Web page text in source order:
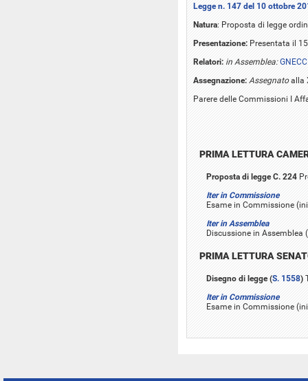
Legge n. 147 del 10 ottobre
Natura: Proposta di legge
Presentazione: Presentata il
Relatori: in Assemblea:
Assegnazione: Assegnatoalla
Parere delle Commissioni I
PRIMA LETTURA
Proposta di legge C. 224
Iter in Commissione
Esame in Commissione
Iter in Assemblea
Discussione in
PRIMA LETTURA
Disegno di legge (S. 1558)
Iter in Commissione
Esame in Commissione